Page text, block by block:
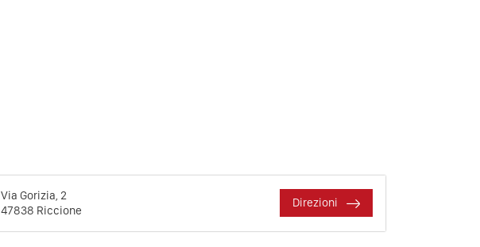
Via Gorizia, 2
47838 Riccione
Direzioni